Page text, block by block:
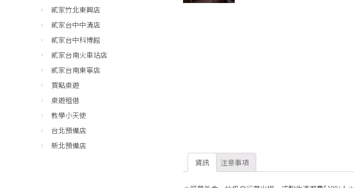
資訊 注意事項
貳家竹北東興店
貳家台中中清店
貳家台中科博館
貳家台南火車站店
貳家台南東寧店
買點桌遊
桌遊租借
教學小天使
台北預備店
新北預備店